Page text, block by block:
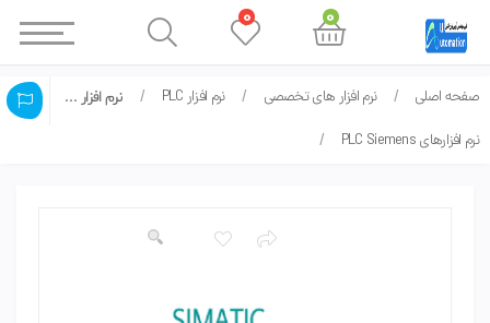
صفحه اصلی نرم افزار های تخصصی
نرم افزار PLC
نرم افزارهای PLC Siemens
نرم افزار SIMATIC PCS 7 v8.2
0
0